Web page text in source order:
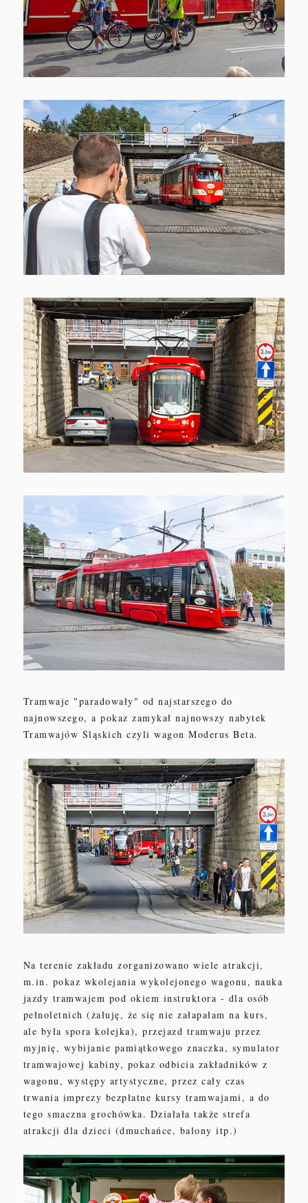
Tramwaje "paradowały" od najstarszego do
najnowszego, a pokaz zamykał najnowszy nabytek
Tramwajów Śląskich czyli wagon Moderus Beta.
Na terenie zakładu zorganizowano wiele atrakcji,
m.in. pokaz wkolejania wykolejonego wagonu, nauka
jazdy tramwajem pod okiem instruktora - dla osób
pełnoletnich (żałuję, że się nie załapałam na kurs,
ale była spora kolejka), przejazd tramwaju przez
myjnię, wybijanie pamiątkowego znaczka, symulator
tramwajowej kabiny, pokaz odbicia zakładników z
wagonu, występy artystyczne, przez cały czas
trwania imprezy bezpłatne kursy tramwajami, a do
tego smaczna grochówka. Działała także strefa
atrakcji dla dzieci (dmuchańce, balony itp.)